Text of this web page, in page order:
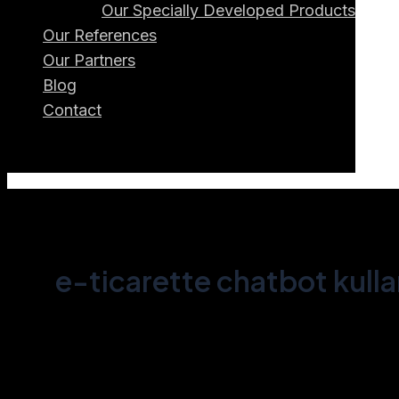
Our Specially Developed Products
Our References
Our Partners
Blog
Contact
e-ticarette chatbot